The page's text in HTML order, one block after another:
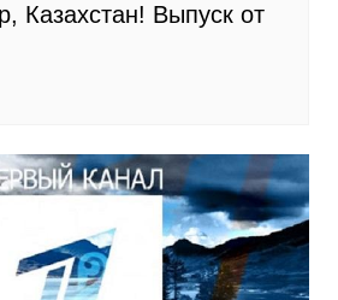
Казахстан! Выпуск от